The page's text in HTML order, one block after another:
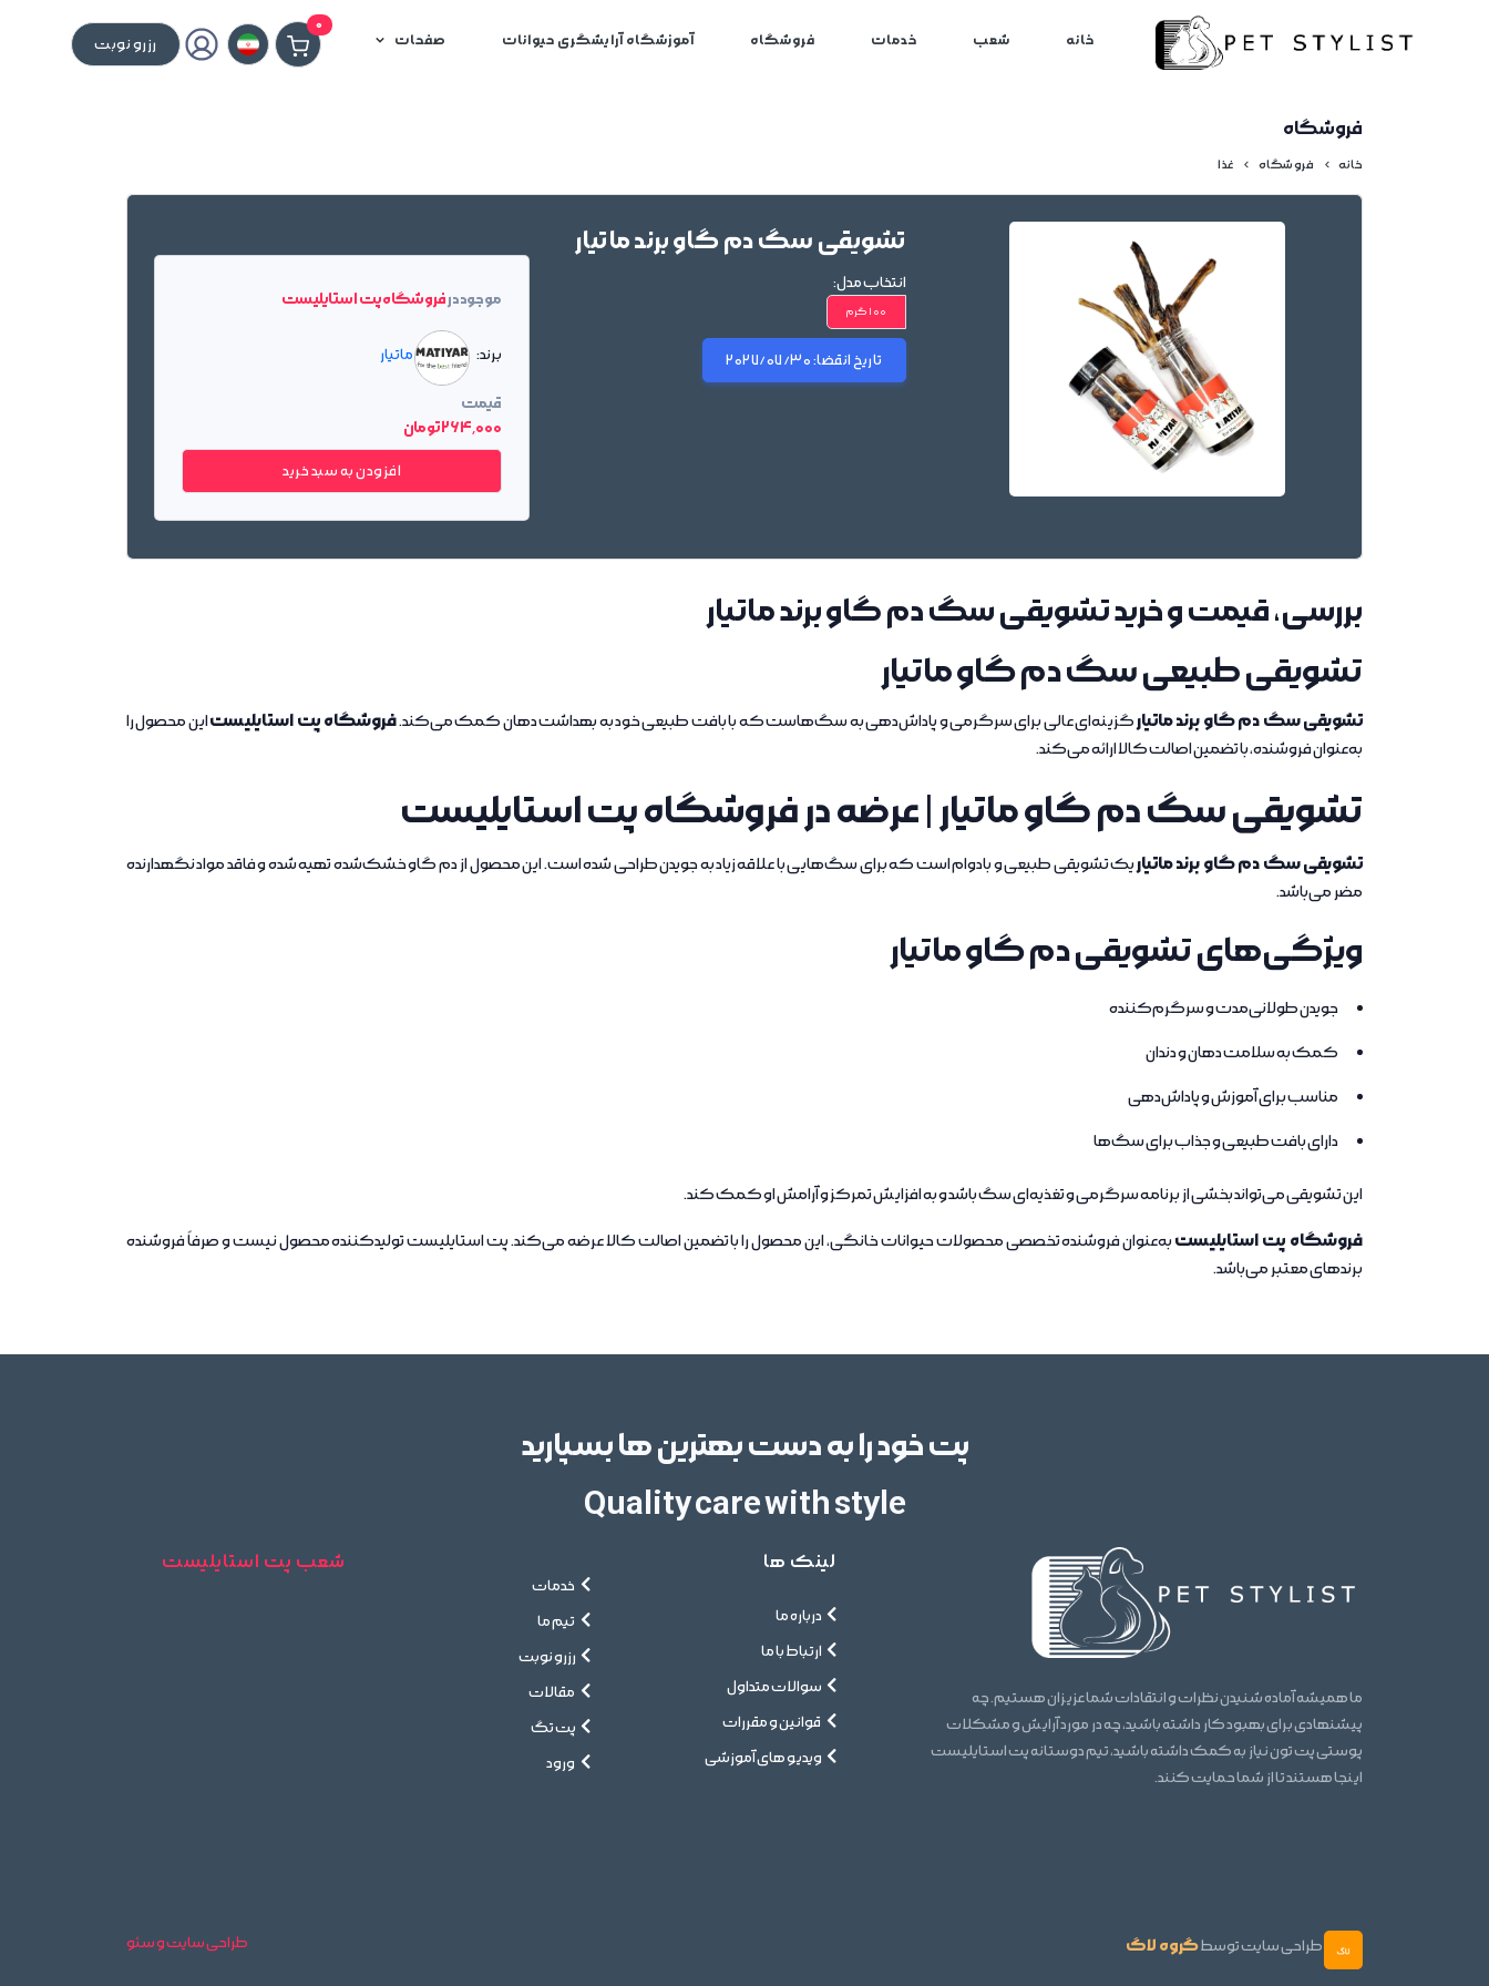
0
رزرو نوبت خانه شعب خدمات فروشگاه آموزشگاه آرایشگری حیوانات صفحات
فروشگاه
خانه فروشگاه غذا
تشویقی سگ دم گاو برند ماتیار
انتخاب مدل:
100 گرم
تاریخ انقضا:2027/07/30
موجود درفروشگاه پت استایلیست
برند: ماتیار
قیمت
264٬000 تومان
افزودن به سبد خرید
بررسی، قیمت و خرید تشویقی سگ دم گاو برند ماتیار
تشویقی طبیعی سگ دم گاو ماتیار
تشویقی سگ دم گاو برند ماتیارگزینه‌ای عالی برای سرگرمی و پاداش‌دهی به سگ‌هاست که با بافت طبیعی خود به بهداشت دهان کمک می‌کند.فروشگاه پت استایلیستاین محصول را
به‌عنوان فروشنده، با تضمین اصالت کالا ارائه می‌کند.
تشویقی سگ دم گاو ماتیار | عرضه در فروشگاه پت استایلیست
تشویقی سگ دم گاو برند ماتیاریک تشویقی طبیعی و بادوام است که برای سگ‌هایی با علاقه زیاد به جویدن طراحی شده است. این محصول از دم گاو خشک‌شده تهیه شده و فاقد مواد نگهدارنده
مضر می‌باشد.
ویژگی‌های تشویقی دم گاو ماتیار
جویدن طولانی‌مدت و سرگرم‌کننده
کمک به سلامت دهان و دندان
مناسب برای آموزش و پاداش‌دهی
دارای بافت طبیعی و جذاب برای سگ‌ها
این تشویقی می‌تواند بخشی از برنامه سرگرمی و تغذیه‌ای سگ باشد و به افزایش تمرکز و آرامش او کمک کند.
فروشگاه پت استایلیست به‌عنوان فروشنده تخصصی محصولات حیوانات خانگی، این محصول را با تضمین اصالت کالا عرضه می‌کند. پت استایلیست تولیدکننده محصول نیست و صرفاً فروشنده
برندهای معتبر می‌باشد.
پت خود را به دست بهترین ها بسپارید
Quality care with style
ما همیشه آماده شنیدن نظرات و انتقادات شما عزیزان هستیم. چه
پیشنهادی برای بهبود کار داشته باشید، چه در مورد آرایش و مشکلات
پوستی پت تون نیاز به کمک داشته باشید، تیم دوستانه پت استایلیست
اینجا هستند تا از شما حمایت کنند.
لینک ها
درباره ما
ارتباط با ما
سوالات متداول
قوانین و مقررات
ویدیو های آموزشی
خدمات
تیم ما
رزرو نوبت
مقالات
پت تگ
ورود
شعب پت استایلیست
طراحی سایت توسطگروه لاگ طراحی سایت و سئو